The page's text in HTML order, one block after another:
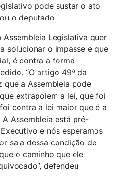
pode sustar o ato
o deputado.
Assembleia Legislativa quer
solucionar o impasse e que
é contra a forma
“O artigo 49ª da
a Assembleia pode
extrapolem a lei, que foi
contra a lei maior que é a
Assembleia está pré-
e nós esperamos
saia dessa condição de
o caminho que ele
defendeu